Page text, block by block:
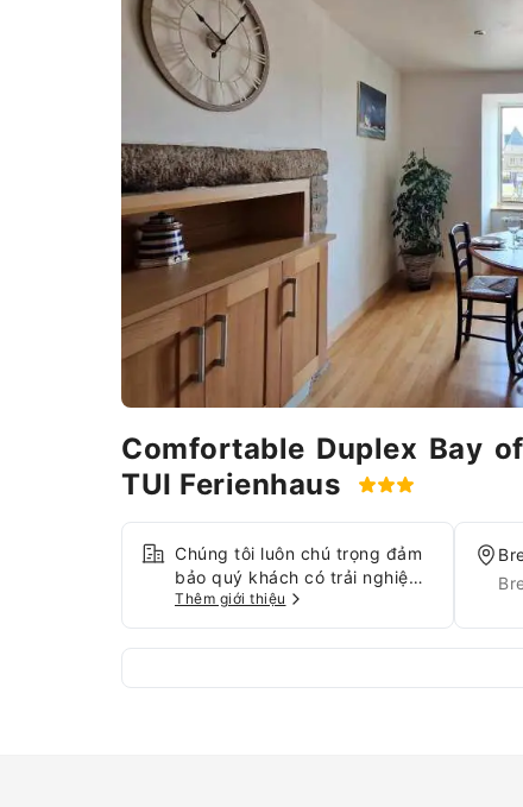
Comfortable Duplex Bay
TUI Ferienhaus
Chúng tôi luôn chú trọng đảm
bảo quý khách có trải nghiệm
thoải mái qua các dịch vụ và
tiện nghi hàng đầu.Chia sẻ ảnh
và trả lời email nhanh chóng
Thêm giới thiệu